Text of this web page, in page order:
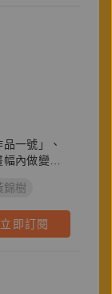
一號」、
幅內做變
錦樹
立即訂閱